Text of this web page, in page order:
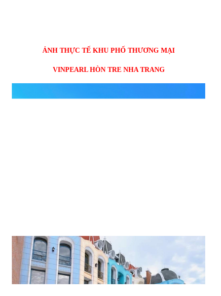
ẢNH THỰC TẾ KHU PHỐ THƯƠNG MẠI
VINPEARL HÒN TRE NHA TRANG